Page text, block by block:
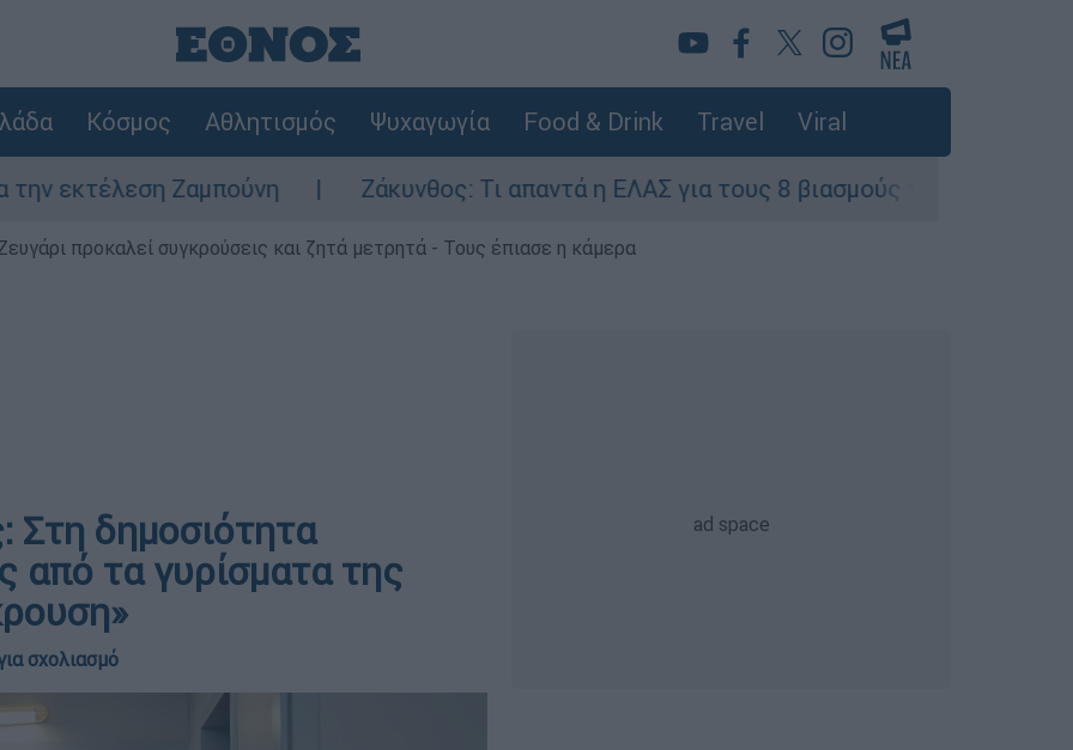
Κόσμος Αθλητισμός Ψυχαγωγία Food & Drink Travel Viral
Ζαμπούνη Ζάκυνθος: Τι απαντά η ΕΛΑΣ για τους 8 βιασμούς τουριστριών - «Μόνο
προκαλεί συγκρούσεις και ζητά μετρητά - Τους έπιασε η κάμερα
δημοσιότητα
τα γυρίσματα της
σχολιασμό